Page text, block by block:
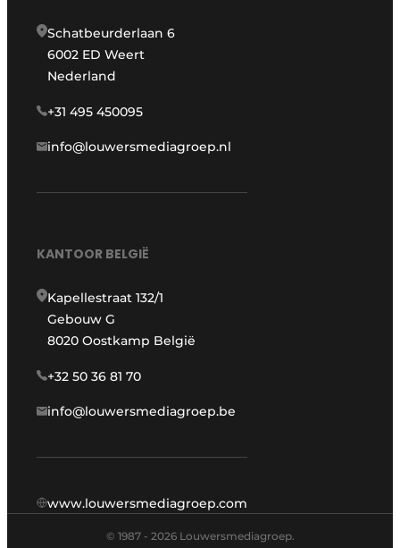
Schatbeurderlaan 6
6002 ED Weert
Nederland
+31 495 450095
info@louwersmediagroep.nl
KANTOOR BELGIË
Kapellestraat 132/1
Gebouw G
8020 Oostkamp België
+32 50 36 81 70
info@louwersmediagroep.be
www.louwersmediagroep.com
© 1987 - 2026 Louwersmediagroep.